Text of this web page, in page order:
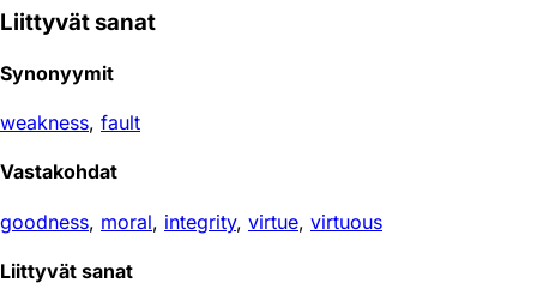
Liittyvät sanat
Synonyymit
weakness, fault
Vastakohdat
goodness, moral, integrity, virtue, virtuous
Liittyvät sanat